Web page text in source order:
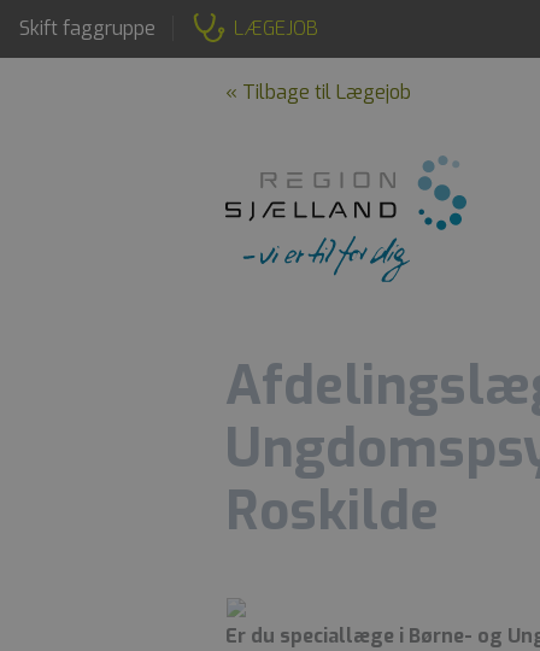
Skift faggruppe LÆGEJOB
« Tilbage til Lægejob
Roskilde
Er du speciallæge i Børne- og